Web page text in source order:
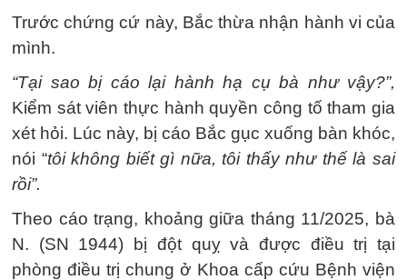
Trước chứng cứ này, Bắc thừa nhận hành vi của
mình.
“Tại sao bị cáo lại hành hạ cụ bà như vậy?”,
Kiểm sát viên thực hành quyền công tố tham gia
xét hỏi. Lúc này, bị cáo Bắc gục xuống bàn khóc,
nói “tôi không biết gì nữa, tôi thấy như thế là sai
rồi”.
Theo cáo trạng, khoảng giữa tháng 11/2025, bà
N. (SN 1944) bị đột quỵ và được điều trị tại
phòng điều trị chung ở Khoa cấp cứu Bệnh viện